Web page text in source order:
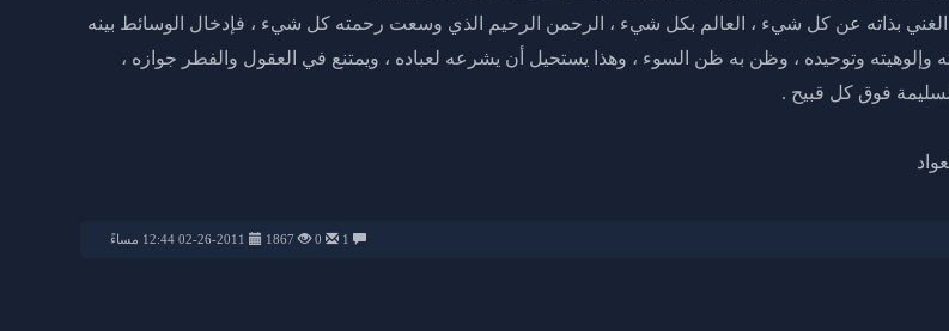
بذاته عن كل شيء ، العالم بكل شيء ، الرحمن الرحيم الذي وسعت رحمته كل شيء ، فإدخال الوسائط بينه
وإلوهيته وتوحيده ، وظن به ظن السوء ، وهذا يستحيل أن يشرعه لعباده ، ويمتنع في العقول والفطر جوازه ،
فوق كل قبيح .
1
0
1867 02-26-2011 12:44 مساءً